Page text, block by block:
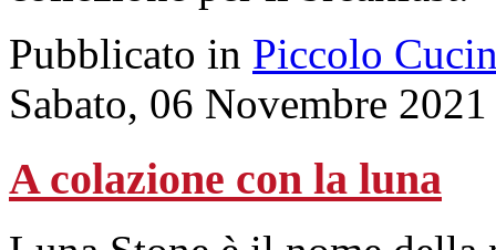
Pubblicato in Piccolo
Sabato, 06 Novembre
A colazione con la luna